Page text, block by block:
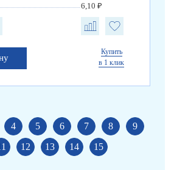
6,10 ₽
Купить
в 1 клик
4 5 6 7 8
9
12 13 14 15